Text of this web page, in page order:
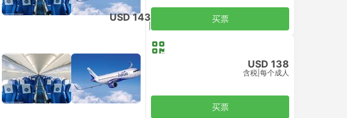
USD 143 买票
USD 138
含税 每个成人
买票